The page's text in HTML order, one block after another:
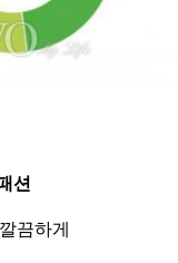
션
끔하게